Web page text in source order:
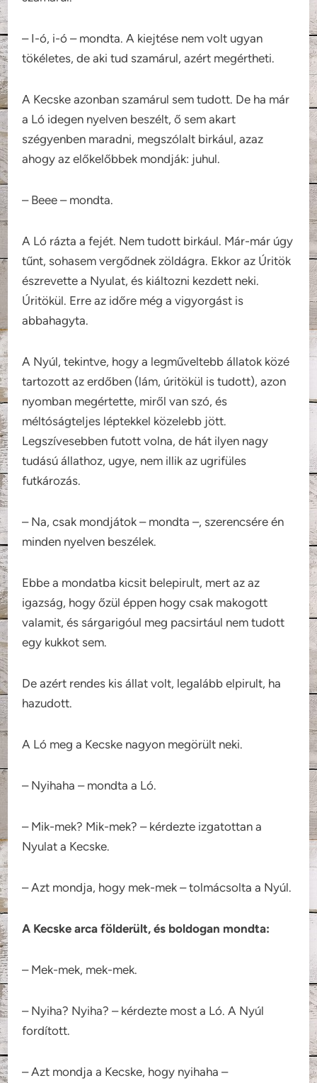
– I-ó, i-ó – mondta. A kiejtése nem volt ugyan
tökéletes, de aki tud szamárul, azért megértheti.
A Kecske azonban szamárul sem tudott. De ha már
a Ló idegen nyelven beszélt, ő sem akart
szégyenben maradni, megszólalt birkául, azaz
ahogy az előkelőbbek mondják: juhul.
– Beee – mondta.
A Ló rázta a fejét. Nem tudott birkául. Már-már úgy
tűnt, sohasem vergődnek zöldágra. Ekkor az Úritök
észrevette a Nyulat, és kiáltozni kezdett neki.
Úritökül. Erre az időre még a vigyorgást is
abbahagyta.
A Nyúl, tekintve, hogy a legműveltebb állatok közé
tartozott az erdőben (lám, úritökül is tudott), azon
nyomban megértette, miről van szó, és
méltóságteljes léptekkel közelebb jött.
Legszívesebben futott volna, de hát ilyen nagy
tudású állathoz, ugye, nem illik az ugrifüles
futkározás.
– Na, csak mondjátok – mondta –, szerencsére én
minden nyelven beszélek.
Ebbe a mondatba kicsit belepirult, mert az az
igazság, hogy őzül éppen hogy csak makogott
valamit, és sárgarigóul meg pacsirtául nem tudott
egy kukkot sem.
De azért rendes kis állat volt, legalább elpirult, ha
hazudott.
A Ló meg a Kecske nagyon megörült neki.
– Nyihaha – mondta a Ló.
– Mik-mek? Mik-mek? – kérdezte izgatottan a
Nyulat a Kecske.
– Azt mondja, hogy mek-mek – tolmácsolta a Nyúl.
A Kecske arca földerült, és boldogan mondta:
– Mek-mek, mek-mek.
– Nyiha? Nyiha? – kérdezte most a Ló. A Nyúl
fordított.
– Azt mondja a Kecske, hogy nyihaha –